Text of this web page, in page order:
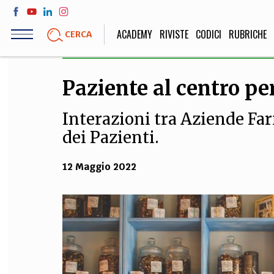
Salta
contenuto
CERCA ACADEMY RIVISTE CODICI RUBRICHE
LIFE STYLE
Sport, Cucina, Viaggi,
Moda
SOCIETÀ
Politica,
Educazione,
STORIA E
Scienze
umanistiche,
Paziente al centro
Interazioni tra Aziende
dei Pazienti.
12 Maggio 2022